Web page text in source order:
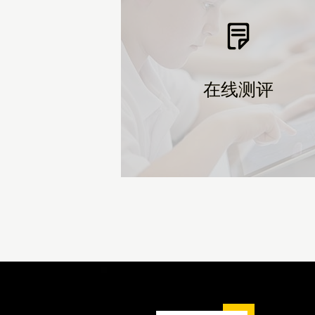
在线测评
在线测评